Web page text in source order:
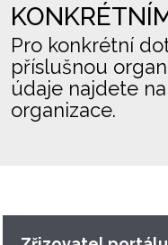
Pro konkrétní
příslušnou
údaje najdete
organizace.